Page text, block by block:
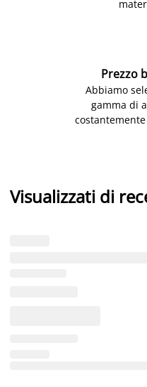
Prezzo
Abbiamo
gamma di
Visualizzati di